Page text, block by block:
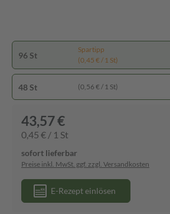
96 St
Spartipp
(0,45 € / 1 St)
48 St (0,56 € / 1 St)
43,57 €
0,45 € / 1 St
sofort lieferbar
Preise inkl. MwSt. ggf. zzgl. Versandkosten
E-Rezept einlösen